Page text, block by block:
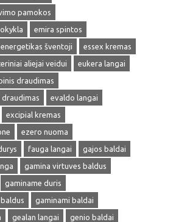
pamokos
emira spintos
energetikas šventoji
essex kremas
aliejai veidui
eukera langai
draudimas
evaldo langai
excipial kremas
ezero nuoma
fauga langai
gajos baldai
gamina virtuves baldus
gaminame duris
gaminami baldai
gealan langai
genio baldai